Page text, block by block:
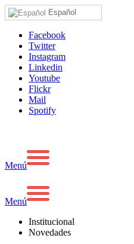
Español
Facebook
Twitter
Instagram
Linkedin
Youtube
Flickr
Mail
Spotify
Menú
Menú
Institucional
Novedades